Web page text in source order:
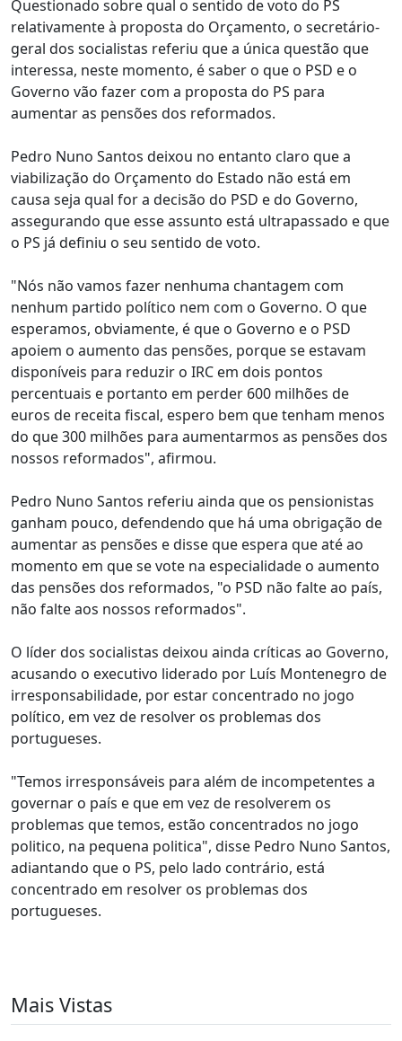
Questionado sobre qual o sentido de voto do PS
relativamente à proposta do Orçamento, o secretário-
geral dos socialistas referiu que a única questão que
interessa, neste momento, é saber o que o PSD e o
Governo vão fazer com a proposta do PS para
aumentar as pensões dos reformados.
Pedro Nuno Santos deixou no entanto claro que a
viabilização do Orçamento do Estado não está em
causa seja qual for a decisão do PSD e do Governo,
assegurando que esse assunto está ultrapassado e que
o PS já definiu o seu sentido de voto.
"Nós não vamos fazer nenhuma chantagem com
nenhum partido político nem com o Governo. O que
esperamos, obviamente, é que o Governo e o PSD
apoiem o aumento das pensões, porque se estavam
disponíveis para reduzir o IRC em dois pontos
percentuais e portanto em perder 600 milhões de
euros de receita fiscal, espero bem que tenham menos
do que 300 milhões para aumentarmos as pensões dos
nossos reformados", afirmou.
Pedro Nuno Santos referiu ainda que os pensionistas
ganham pouco, defendendo que há uma obrigação de
aumentar as pensões e disse que espera que até ao
momento em que se vote na especialidade o aumento
das pensões dos reformados, "o PSD não falte ao país,
não falte aos nossos reformados".
O líder dos socialistas deixou ainda críticas ao Governo,
acusando o executivo liderado por Luís Montenegro de
irresponsabilidade, por estar concentrado no jogo
político, em vez de resolver os problemas dos
portugueses.
"Temos irresponsáveis para além de incompetentes a
governar o país e que em vez de resolverem os
problemas que temos, estão concentrados no jogo
politico, na pequena politica", disse Pedro Nuno Santos,
adiantando que o PS, pelo lado contrário, está
concentrado em resolver os problemas dos
portugueses.
Mais Vistas